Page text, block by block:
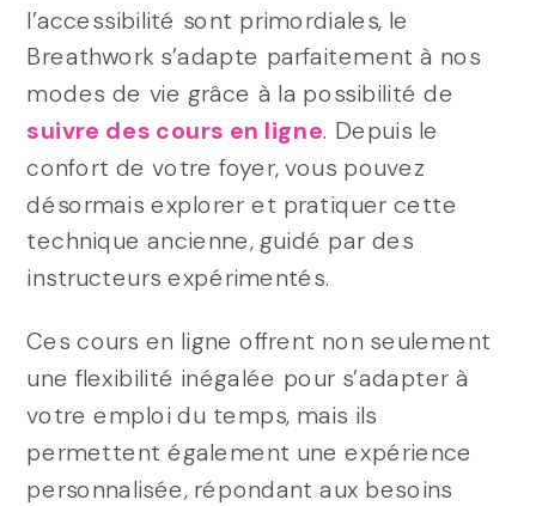
l’accessibilité sont primordiales, le
Breathwork s’adapte parfaitement à nos
modes de vie grâce à la possibilité de
suivre des cours en ligne. Depuis le
confort de votre foyer, vous pouvez
désormais explorer et pratiquer cette
technique ancienne, guidé par des
instructeurs expérimentés.
Ces cours en ligne offrent non seulement
une flexibilité inégalée pour s’adapter à
votre emploi du temps, mais ils
permettent également une expérience
personnalisée, répondant aux besoins